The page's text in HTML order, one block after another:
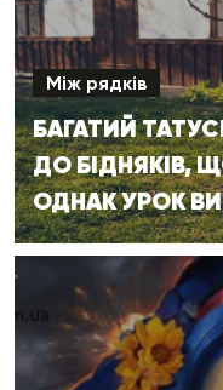
Між рядків
БАГАТИЙ
ДО БІДНЯКІВ,
ОДНАК УРОК